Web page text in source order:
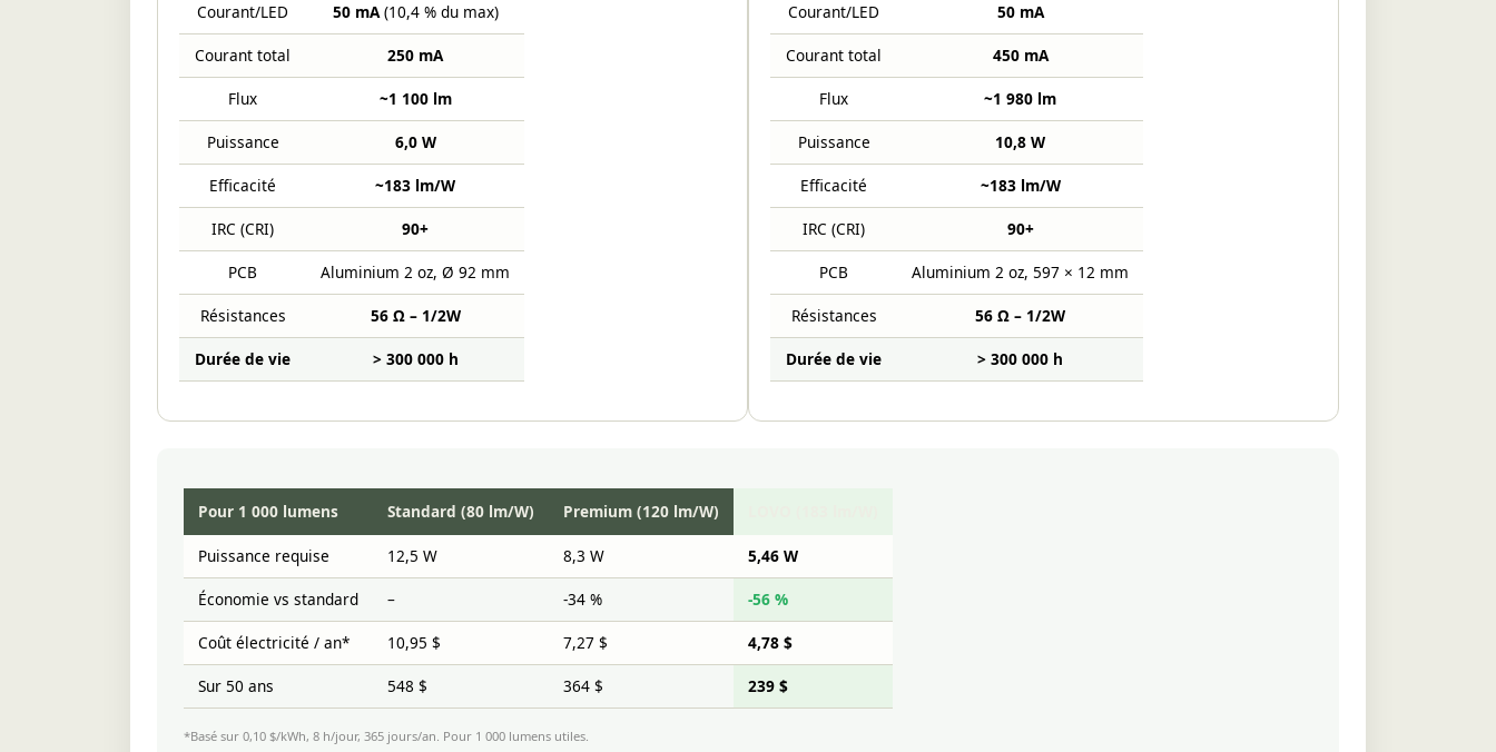
Courant/LED 50 mA(10,4 % du max)
Courant total 250 mA
Flux ~1 100 lm
Puissance 6,0 W
Efficacité ~183 lm/W
IRC (CRI) 90+
PCB Aluminium 2 oz, Ø 92 mm
Résistances 56 Ω – 1/2W
Durée de vie > 300 000 h
Courant/LED 50 mA
Courant total 450 mA
Flux ~1 980 lm
Puissance 10,8 W
Efficacité ~183 lm/W
IRC (CRI) 90+
PCB Aluminium 2 oz, 597 × 12 mm
Résistances 56 Ω – 1/2W
Durée de vie > 300 000 h
Pour 1 000 lumens Standard (80 lm/W) Premium (120 lm/W)
Puissance requise 12,5 W 8,3 W 5,46 W
Économie vs standard – -34 % -56 %
Coût électricité / an* 10,95 $ 7,27 $ 4,78 $
Sur 50 ans 548 $ 364 $ 239 $
*Basé sur 0,10 $/kWh, 8 h/jour, 365 jours/an. Pour 1 000 lumens utiles.